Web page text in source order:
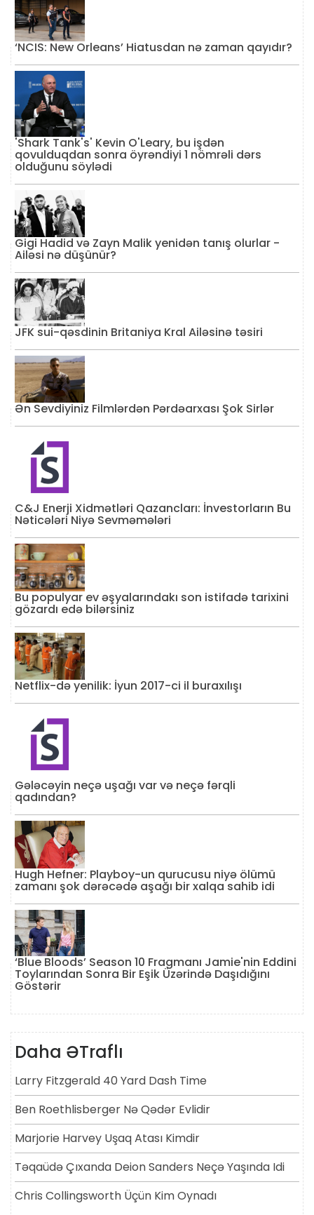
‘NCIS: New Orleans’ Hiatusdan nə zaman qayıdır?
'Shark Tank's' Kevin O'Leary, bu işdən
qovulduqdan sonra öyrəndiyi 1 nömrəli dərs
olduğunu söylədi
Gigi Hadid və Zayn Malik yenidən tanış olurlar -
Ailəsi nə düşünür?
JFK sui-qəsdinin Britaniya Kral Ailəsinə təsiri
Ən Sevdiyiniz Filmlərdən Pərdəarxası Şok Sirlər
C&J Enerji Xidmətləri Qazancları: İnvestorların Bu
Nəticələri Niyə Sevməmələri
Bu populyar ev əşyalarındakı son istifadə tarixini
gözardı edə bilərsiniz
Netflix-də yenilik: İyun 2017-ci il buraxılışı
Gələcəyin neçə uşağı var və neçə fərqli
qadından?
Hugh Hefner: Playboy-un qurucusu niyə ölümü
zamanı şok dərəcədə aşağı bir xalqa sahib idi
‘Blue Bloods’ Season 10 Fragmanı Jamie'nin Eddini
Toylarından Sonra Bir Eşik Üzərində Daşıdığını
Göstərir
Daha ƏTraflı
Larry Fitzgerald 40 Yard Dash Time
Ben Roethlisberger Nə Qədər Evlidir
Marjorie Harvey Uşaq Atası Kimdir
Təqaüdə Çıxanda Deion Sanders Neçə Yaşında Idi
Chris Collingsworth Üçün Kim Oynadı